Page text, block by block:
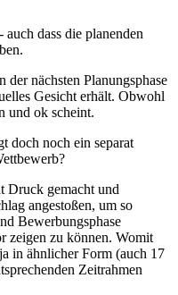
dass die planenden
der nächsten Planungsphase
Gesicht erhält. Obwohl
und ok scheint.
doch noch ein separat
Druck gemacht und
angestoßen, um so
Bewerbungsphase
zeigen zu können. Womit
in ähnlicher Form (auch 17
Zeitrahmen